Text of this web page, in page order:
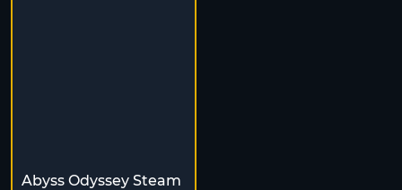
Abyss Odyssey Steam